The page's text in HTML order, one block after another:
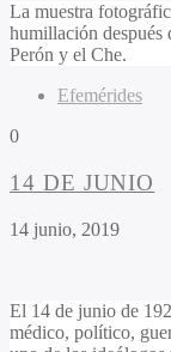
La muestra
humillación después
Perón y el Che.
Efemérides
0
14 DE JUNIO
14 junio, 2019
El 14 de junio de
médico, político,